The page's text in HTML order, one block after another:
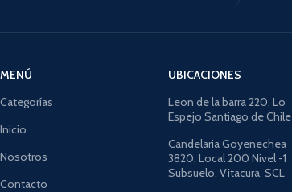
MENÚ
Categorías
Inicio
Nosotros
Contacto
UBICACIONES
Leon de la barra 220, Lo
Espejo Santiago de Chile
Candelaria Goyenechea
3820, Local 200 Nivel -1
Subsuelo, Vitacura, SCL